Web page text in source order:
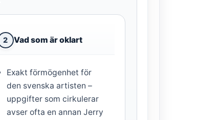
2 Vad som är oklart
Exakt förmögenhet för
den svenska artisten –
uppgifter som cirkulerar
avser ofta en annan Jerry